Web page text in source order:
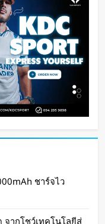
Center ลอย
ฟฟ้า และใช้น้ำ
ชาร์จไว
ากโชว์เทคโนโลยีสู่